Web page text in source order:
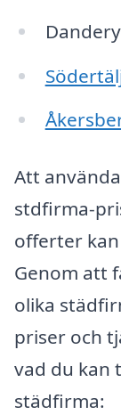
Att
stdfirma-
offerter
Genom att
olika
priser och
vad du kan
städfirma: